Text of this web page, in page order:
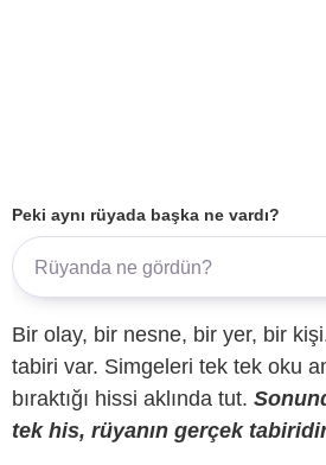
Peki aynı rüyada başka ne vardı?
Bir olay, bir nesne, bir yer, bir
tabiri var. Simgeleri tek tek oku
bıraktığı hissi aklında tut.
tek his, rüyanın gerçek